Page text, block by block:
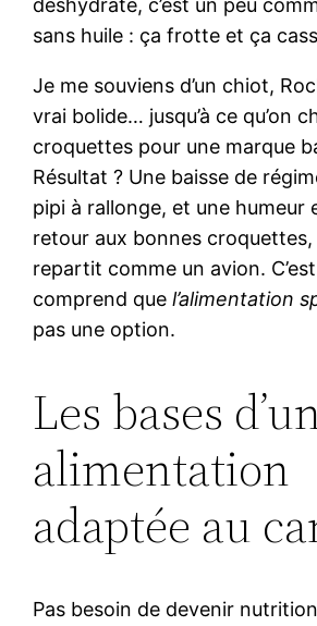
sans huile : ça frotte et ça
Je me souviens d’un chiot,
vrai bolide… jusqu’à ce qu’on
croquettes pour une marque
Résultat ? Une baisse de
pipi à rallonge, et une humeur
retour aux bonnes
repartit comme un avion. C’est
comprend quel’alimentation
pas une option.
Les bases
alimentation
adaptée au
Pas besoin de devenir